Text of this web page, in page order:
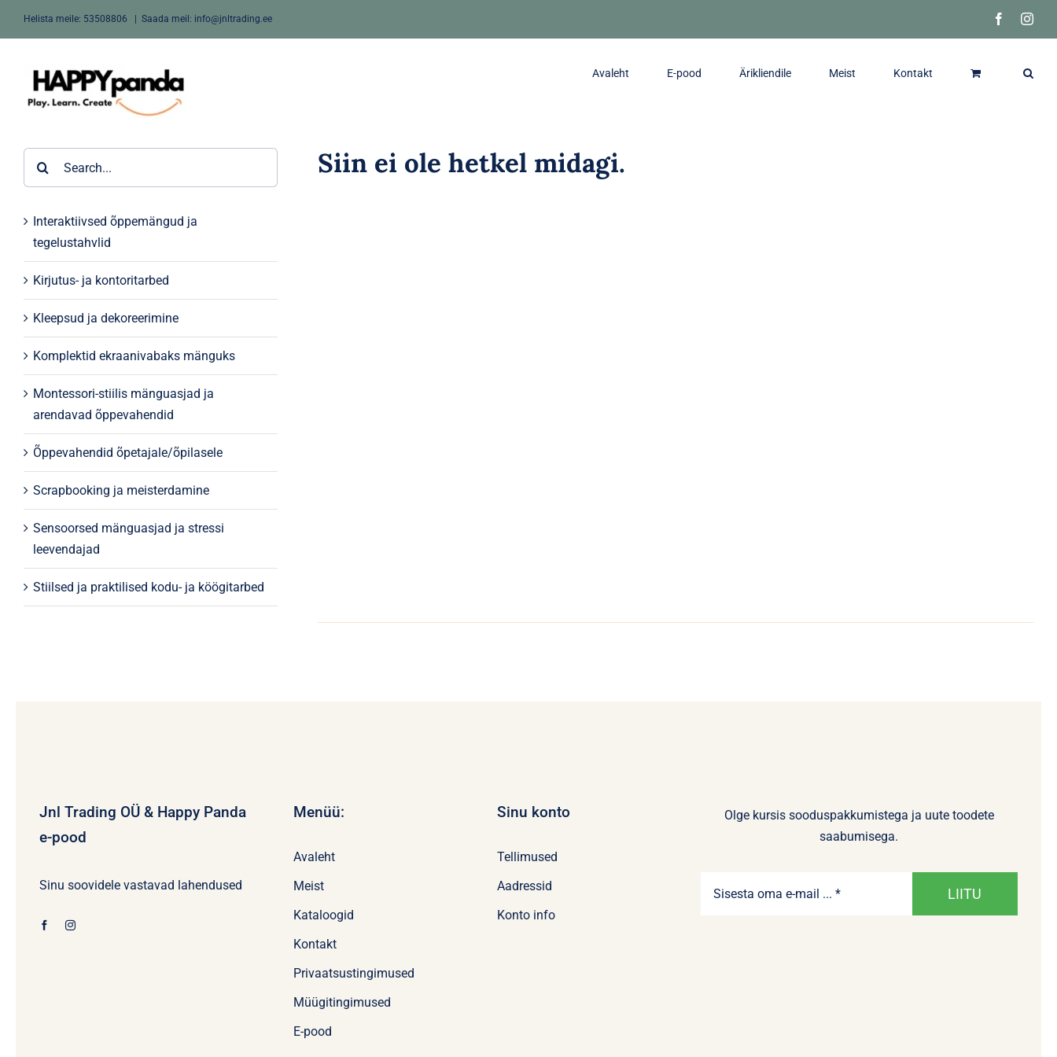
Helista meile: 53508806 Saada meil: info@jnltrading.ee Facebook
Avaleht E-pood Ärikliendile Meist Kontakt
Interaktiivsed õppemängud ja
tegelustahvlid
Kirjutus- ja kontoritarbed
Kleepsud ja dekoreerimine
Komplektid ekraanivabaks mänguks
Montessori-stiilis mänguasjad ja
arendavad õppevahendid
Õppevahendid õpetajale/õpilasele
Scrapbooking ja meisterdamine
Sensoorsed mänguasjad ja stressi
leevendajad
Stiilsed ja praktilised kodu- ja köögitarbed
Siin ei ole hetkel midagi.
Jnl Trading OÜ & Happy Panda
e-pood
Sinu soovidele vastavad lahendused
Menüü:
Avaleht
Meist
Kataloogid
Kontakt
Privaatsustingimused
Müügitingimused
E-pood
Sinu konto
Tellimused
Aadressid
Konto info
Olge kursis sooduspakkumistega ja uute toodete
saabumisega.
LIITU